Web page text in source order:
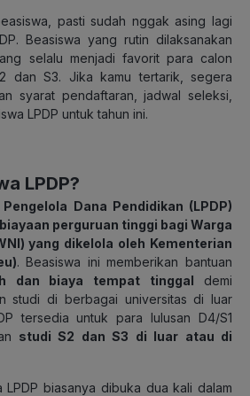
pasti sudah nggak asing lagi
Beasiswa yang rutin dilaksanakan
selalu menjadi favorit para calon
dan S3. Jika kamu tertarik, segera
syarat pendaftaran, jadwal seleksi,
LPDP untuk tahun ini.
LPDP?
Dana Pendidikan (LPDP)
perguruan tinggi bagi Warga
yang dikelola oleh Kementerian
. Beasiswa ini memberikan bantuan
dan biaya tempat tinggal demi
studi di berbagai universitas di luar
tersedia untuk para lulusan D4/S1
studi S2 dan S3 di luar atau di
LPDP biasanya dibuka dua kali dalam